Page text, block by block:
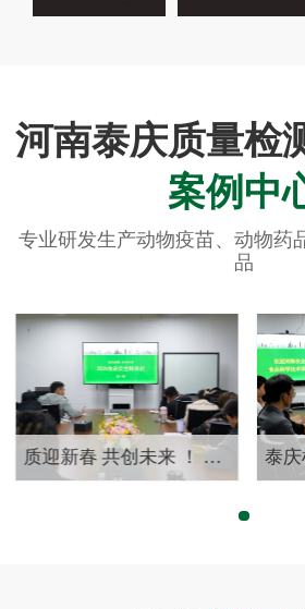
河南泰庆质量检
案例中
专业研发生产动物疫苗、动物药
品
质迎新春 共创未来 ！ 泰庆检测2026食品安全培训班（第一期） 圆满启幕